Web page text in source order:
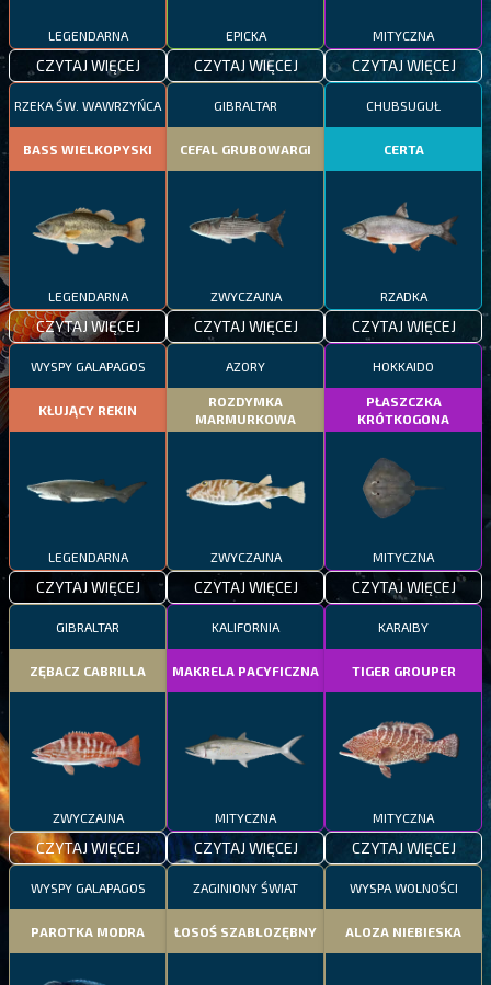
LEGENDARNA
CZYTAJ WIĘCEJ
EPICKA
CZYTAJ WIĘCEJ
MITYCZNA
CZYTAJ WIĘCEJ
RZEKA ŚW. WAWRZYŃCA
BASS WIELKOPYSKI
LEGENDARNA
CZYTAJ WIĘCEJ
GIBRALTAR
CEFAL GRUBOWARGI
ZWYCZAJNA
CZYTAJ WIĘCEJ
CHUBSUGUŁ
CERTA
RZADKA
CZYTAJ WIĘCEJ
WYSPY GALAPAGOS
KŁUJĄCY REKIN
LEGENDARNA
CZYTAJ WIĘCEJ
AZORY
ROZDYMKA
MARMURKOWA
ZWYCZAJNA
CZYTAJ WIĘCEJ
HOKKAIDO
PŁASZCZKA
KRÓTKOGONA
MITYCZNA
CZYTAJ WIĘCEJ
GIBRALTAR
ZĘBACZ CABRILLA
ZWYCZAJNA
CZYTAJ WIĘCEJ
KALIFORNIA
MAKRELA PACYFICZNA
MITYCZNA
CZYTAJ WIĘCEJ
KARAIBY
TIGER GROUPER
MITYCZNA
CZYTAJ WIĘCEJ
WYSPY GALAPAGOS
PAROTKA MODRA
ZAGINIONY ŚWIAT
ŁOSOŚ SZABLOZĘBNY
WYSPA WOLNOŚCI
ALOZA NIEBIESKA